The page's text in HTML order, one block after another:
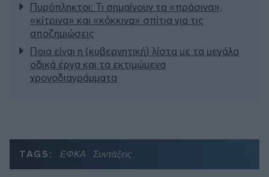
Πυρόπληκτοι: Τι σημαίνουν τα «πράσινα»,
«κίτρινα» και «κόκκινα» σπίτια για τις
αποζημιώσεις
Ποια είναι η (κυβερνητική) λίστα με τα μεγάλα
οδικά έργα και τα εκτιμώμενα
χρονοδιαγράμματα
TAGS: ΕΦΚΑ Συντάξεις